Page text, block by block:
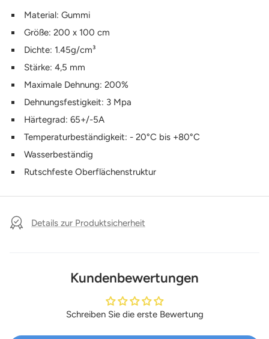
Material: Gummi
Größe: 200 x 100 cm
Dichte: 1.45g/cm³
Stärke: 4,5 mm
Maximale Dehnung: 200%
Dehnungsfestigkeit: 3 Mpa
Härtegrad: 65+/-5A
Temperaturbeständigkeit: - 20°C bis +80°C
Wasserbeständig
Rutschfeste Oberflächenstruktur
Details zur Produktsicherheit
Kundenbewertungen
Schreiben Sie die erste Bewertung